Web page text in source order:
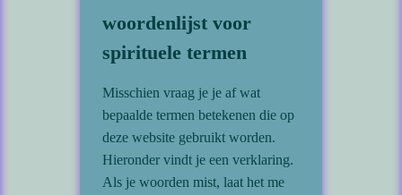
woordenlijst voor
spirituele termen
Misschien vraag je je af wat
bepaalde termen betekenen die op
deze website gebruikt worden.
Hieronder vindt je een verklaring.
Als je woorden mist, laat het me